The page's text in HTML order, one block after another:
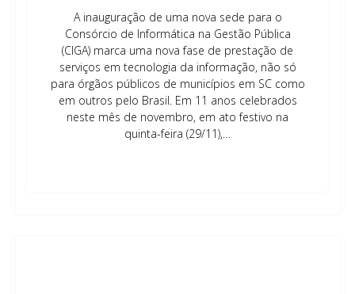
A inauguração de uma nova sede para o
Consórcio de Informática na Gestão Pública
(CIGA) marca uma nova fase de prestação de
serviços em tecnologia da informação, não só
para órgãos públicos de municípios em SC como
em outros pelo Brasil. Em 11 anos celebrados
neste mês de novembro, em ato festivo na
quinta-feira (29/11),…